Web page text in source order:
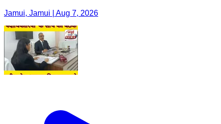
Jamui, Jamui | Aug 7, 2026